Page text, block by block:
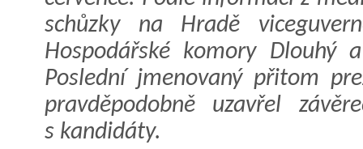
schůzky na Hradě
Hospodářské komory Dlouhý
Poslední jmenovaný přitom
pravděpodobně uzavřel
s kandidáty.